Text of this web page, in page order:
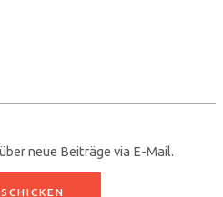
neue Beiträge via E-Mail.